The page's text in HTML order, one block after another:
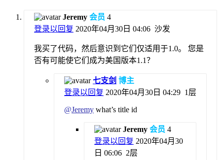
Jeremy 会员 4
登录以回复 2020年04月30日 04:06 沙发
我买了代码，然后意识到它们仅适用于1.0。 您是
否有可能使它们成为美国版本1.1？
七支剑 博主
登录以回复 2020年04月30日 04:29 1层
@Jeremy what’s title id
Jeremy 会员 4
登录以回复 2020年04月30
日 06:06 2层